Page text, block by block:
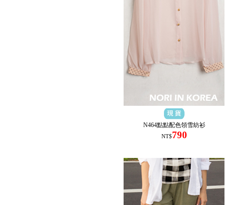
N464點點配色領雪紡衫
NT$790